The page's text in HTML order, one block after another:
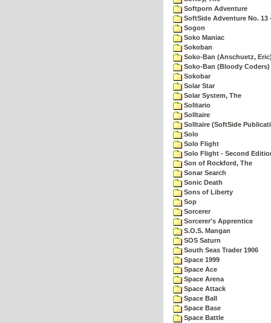
Softporn Adventure
SoftSide Adventure No. 13
Sogon
Soko Maniac
Sokoban
Soko-Ban (Anschuetz,
Soko-Ban (Bloody Coders)
Sokobar
Solar Star
Solar System, The
Solitario
Solltaire
Solltaire (SoftSide
Solo
Solo Flight
Solo Flight - Second
Son of Rockford, The
Sonar Search
Sonic Death
Sons of Liberty
Sop
Sorcerer
Sorcerer's Apprentice
S.O.S. Mangan
SOS Saturn
South Seas Trader 1906
Space 1999
Space Ace
Space Arena
Space Attack
Space Ball
Space Base
Space Battle